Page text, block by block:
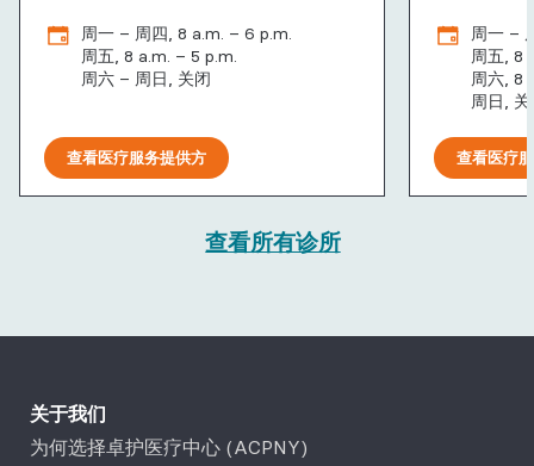
周一 – 周四, 8 a.m. – 6 p.m.
周五, 8 a.m. – 5 p.m.
周六 – 周日, 关闭
查看医疗服务提供方
周一 –
周五, 8
周六, 8
周日, 关
查看医疗
查看所有诊所
关于我们
为何选择卓护医疗中心 (ACPNY)